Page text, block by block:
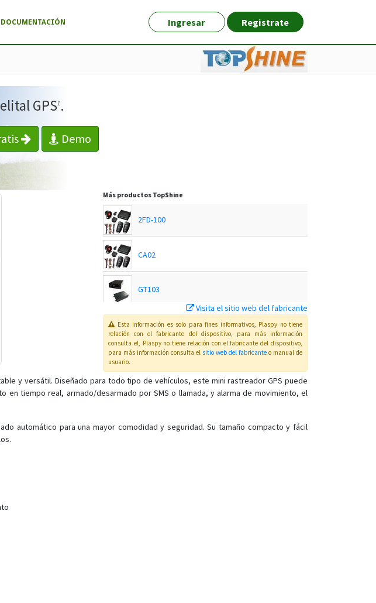
Ingresar Registrate
DOCUMENTACIÓN
GPS1 .
Demo
Más productos TopShine
2FD-100
CA02
GT103
MT01
MT01W-4G
Visita el sitio web del fabricante
Esta información es solo para fines informativos, Plaspy no tiene
relación con el fabricante del dispositivo, para más información
consulta el, Plaspy no tiene relación con el fabricante del dispositivo,
para más información consulta el sitio web del fabricante o manual de
usuario.
y versátil. Diseñado para todo tipo de vehículos, este mini rastreador GPS puede
en tiempo real, armado/desarmado por SMS o llamada, y alarma de movimiento, el
automático para una mayor comodidad y seguridad. Su tamaño compacto y fácil